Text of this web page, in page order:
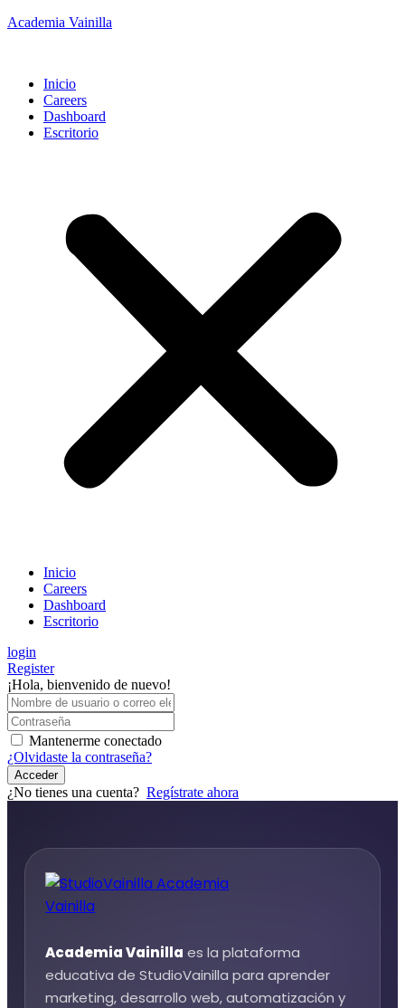
Academia Vainilla
Inicio
Careers
Dashboard
Escritorio
Inicio
Careers
Dashboard
Escritorio
login
Register
¡Hola, bienvenido de nuevo!
Mantenerme conectado
¿Olvidaste la contraseña?
Acceder
¿No tienes una cuenta? Regístrate ahora
Academia Vainilla es la plataforma
educativa de StudioVainilla para aprender
marketing, desarrollo web, automatización y